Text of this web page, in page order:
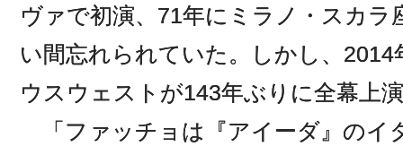
ヴァで初演、71年にミラノ・スカラ
い間忘れられていた。しかし、
ウスウェストが143年ぶりに全幕上
「ファッチョは『アイーダ』のイ